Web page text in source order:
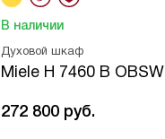
В наличии
Духовой шкаф
Miele H 7460 B OBSW
272 800 руб.